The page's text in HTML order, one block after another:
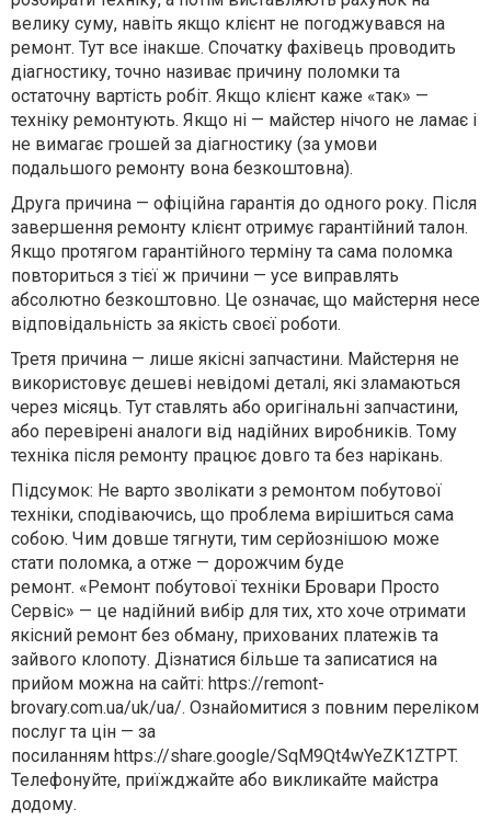
велику суму, навіть якщо клієнт не погоджувався на
ремонт. Тут все інакше. Спочатку фахівець проводить
діагностику, точно називає причину поломки та
остаточну вартість робіт. Якщо клієнт каже «так» —
техніку ремонтують. Якщо ні — майстер нічого не ламає і
не вимагає грошей за діагностику (за умови
подальшого ремонту вона безкоштовна).
Друга причина — офіційна гарантія до одного року. Після
завершення ремонту клієнт отримує гарантійний талон.
Якщо протягом гарантійного терміну та сама поломка
повториться з тієї ж причини — усе виправлять
абсолютно безкоштовно. Це означає, що майстерня несе
відповідальність за якість своєї роботи.
Третя причина — лише якісні запчастини. Майстерня не
використовує дешеві невідомі деталі, які зламаються
через місяць. Тут ставлять або оригінальні запчастини,
або перевірені аналоги від надійних виробників. Тому
техніка після ремонту працює довго та без нарікань.
Підсумок: Не варто зволікати з ремонтом побутової
техніки, сподіваючись, що проблема вирішиться сама
собою. Чим довше тягнути, тим серйознішою може
стати поломка, а отже — дорожчим буде
ремонт. «Ремонт побутової техніки Бровари Просто
Сервіс» — це надійний вибір для тих, хто хоче отримати
якісний ремонт без обману, прихованих платежів та
зайвого клопоту. Дізнатися більше та записатися на
прийом можна на сайті: https://remont-
brovary.com.ua/uk/ua/. Ознайомитися з повним переліком
послуг та цін — за
посиланням https://share.google/SqM9Qt4wYeZK1ZTPT.
Телефонуйте, приїжджайте або викликайте майстра
додому.